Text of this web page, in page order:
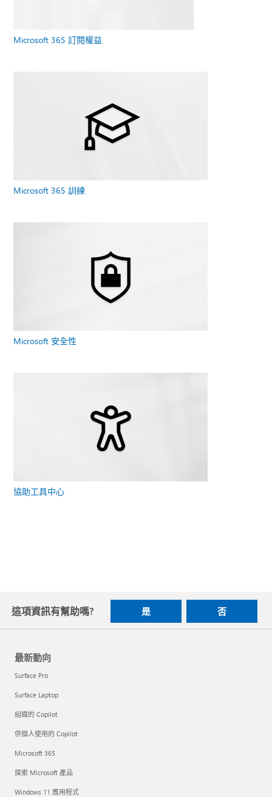
Microsoft 365 訂閱權益
Microsoft 365 訓練
Microsoft 安全性
協助工具中心
這項資訊有幫助嗎? 是 否
最新動向
Surface Pro
Surface Laptop
組織的 Copilot
供個人使用的 Copilot
Microsoft 365
探索 Microsoft 產品
Windows 11 應用程式